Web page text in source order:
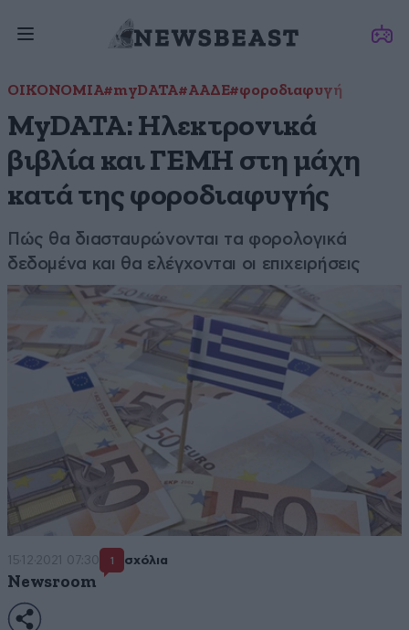
ΟΙΚΟΝΟΜΙΑ#myDATA#ΑΑΔΕ#φοροδιαφυγή
MyDATA: Ηλεκτρονικά
βιβλία και ΓΕΜΗ στη μάχη
κατά της φοροδιαφυγής
Πώς θα διασταυρώνονται τα φορολογικά
δεδομένα και θα ελέγχονται οι επιχειρήσεις
15·12·2021 07:30 1 σχόλια
Newsroom